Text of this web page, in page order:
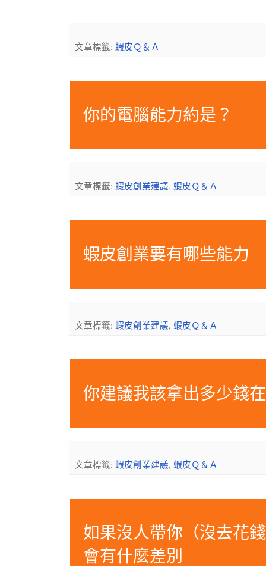
文章標籤:蝦皮Ｑ＆Ａ
你的電腦能力約是？
文章標籤:蝦皮創業建議,蝦皮Ｑ＆Ａ
蝦皮創業要有哪些能力
文章標籤:蝦皮創業建議,蝦皮Ｑ＆Ａ
你建議我該拿出多少錢
文章標籤: 蝦皮創業建議, 蝦皮Ｑ＆Ａ
如果沒人帶你（沒去花
會有什麼差別